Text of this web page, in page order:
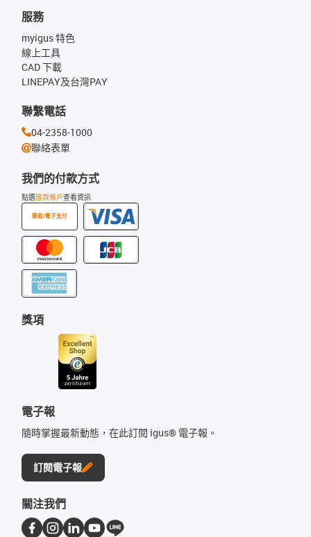
我們的付款方式
點選匯款帳戶查看資訊
匯款/電子支付
服務
myigus 特色
線上工具
CAD 下載
LINEPAY及台灣PAY
獎項
電子報
隨時掌握最新動態，在此訂閱 igus® 電子報。
訂閱電子報
聯繫電話
04-2358-1000
聯絡表單
關注我們